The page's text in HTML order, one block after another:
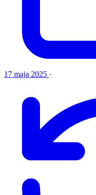
17 maja 2025 ·